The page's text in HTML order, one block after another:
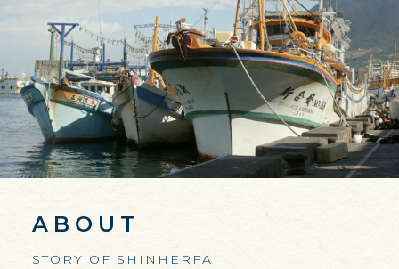
ABOUT
STORY OF SHINHERFA